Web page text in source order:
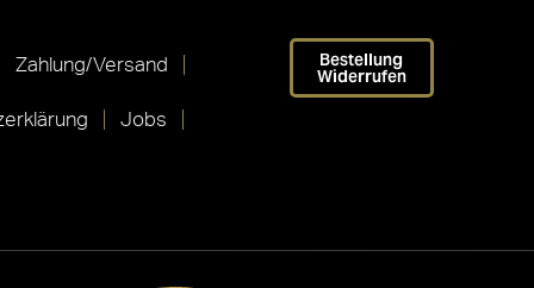
Zahlung/Versand
Jobs
Bestellung
Widerrufen